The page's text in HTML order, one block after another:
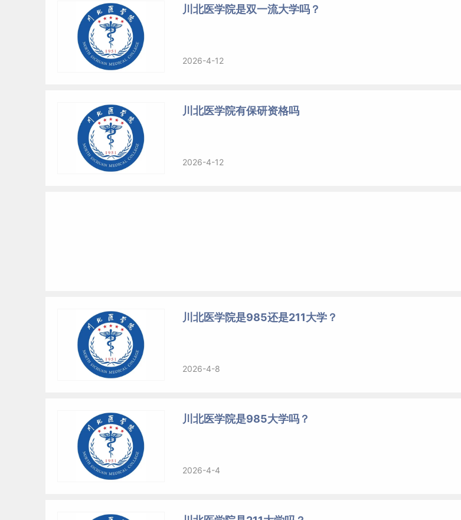
川北医学院是双一流大学吗？
2026-4-12
川北医学院有保研资格吗
2026-4-12
川北医学院是985还是211大学？
2026-4-8
川北医学院是985大学吗？
2026-4-4